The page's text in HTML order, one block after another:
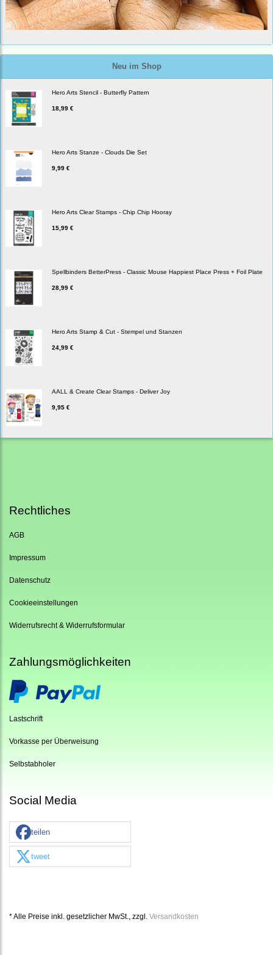
Neu im Shop
Hero Arts Stencil - Butterfly Pattern
18,99 €
Hero Arts Stanze - Clouds Die Set
9,99 €
Hero Arts Clear Stamps - Chip Chip Hooray
15,99 €
Spellbinders BetterPress - Classic Mouse Happiest Place Press + Foil Plate
28,99 €
Hero Arts Stamp & Cut - Stempel und Stanzen
24,99 €
AALL & Create Clear Stamps - Deliver Joy
9,95 €
Rechtliches
AGB
Impressum
Datenschutz
Cookieeinstellungen
Widerrufsrecht & Widerrufsformular
Zahlungsmöglichkeiten
Lastschrift
Vorkasse per Überweisung
Selbstabholer
Social Media
teilen
tweet
* Alle Preise inkl. gesetzlicher MwSt., zzgl. Versandkosten